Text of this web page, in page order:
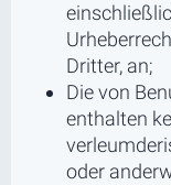
Dritter, an;
Die von
enthalten
oder